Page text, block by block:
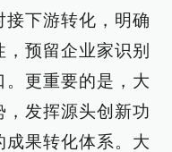
接下游转化，明确
预留企业家识别
。更重要的是，大
，发挥源头创新功
成果转化体系。大